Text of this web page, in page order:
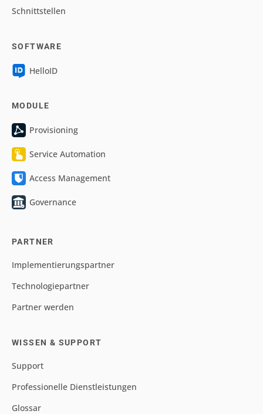
Schnittstellen
SOFTWARE
HelloID
MODULE
Provisioning
Service Automation
Access Management
Governance
PARTNER
Implementierungspartner
Technologiepartner
Partner werden
WISSEN & SUPPORT
Support
Professionelle Dienstleistungen
Glossar